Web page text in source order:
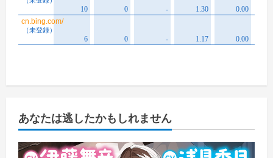
あなたは逃したかもしれません